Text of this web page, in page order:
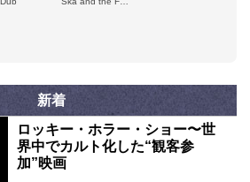
新着
ロッキー・ホラー・ショー〜世
界中でカルト化した“観客参
加”映画